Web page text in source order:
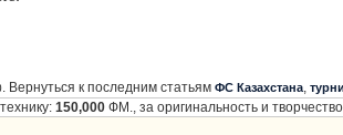
. Вернуться к последним статьям ФС Казахстана,
150,000 ФМ., за оригинальность и